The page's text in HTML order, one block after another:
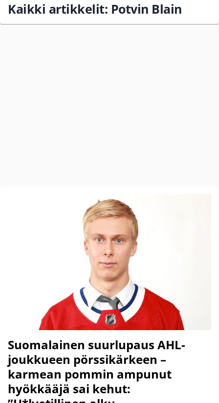
Kaikki artikkelit: Potvin Blain
Suomalainen suurlupaus AHL-
joukkueen pörssikärkeen –
karmean pommin ampunut
hyökkääjä sai kehut: